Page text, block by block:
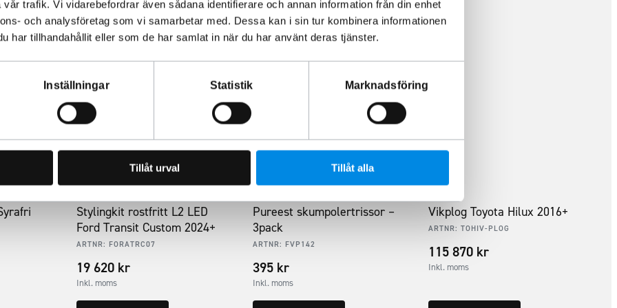
trafik. Vi vidarebefordrar även sådana identifierare och annan information från din enhet
och analysföretag som vi samarbetar med. Dessa kan i sin tur kombinera informationen
har tillhandahållit eller som de har samlat in när du har använt deras tjänster.
Inställningar Statistik Marknadsföring
Tillåt urval Tillåt alla
Stylingkit rostfritt L2 LED
Ford Transit Custom 2024+
ARTNR: FORATRC07
19 620 kr
Inkl. moms
Pureest skumpolertrissor –
3pack
ARTNR: FVP142
395 kr
Inkl. moms
Vikplog Toyota Hilux 2016+
ARTNR:TOHIV-PLOG
115 870 kr
Inkl. moms